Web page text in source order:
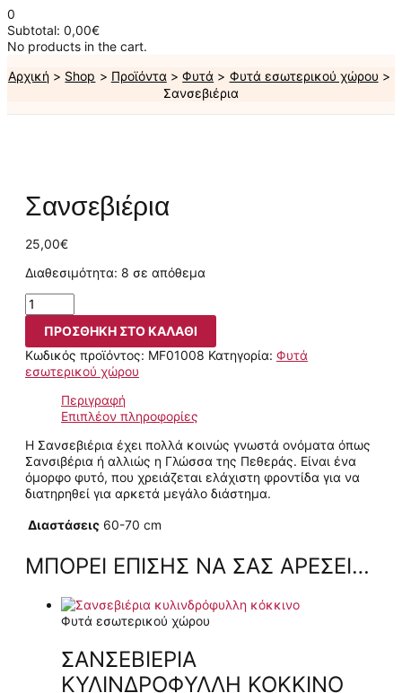
0
Subtotal: 0,00€
No products in the cart.
Αρχική
Shop Προϊόντα Φυτά
Φυτά εσωτερικού χώρου
Σανσεβιέρια
Σανσεβιέρια
25,00€
Διαθεσιμότητα: 8 σε απόθεμα
ΠΡΟΣΘΉΚΗ ΣΤΟ ΚΑΛΆΘΙ
Κωδικός προϊόντος: MF01008 Κατηγορία: Φυτά
εσωτερικού χώρου
Περιγραφή
Επιπλέον πληροφορίες
Η Σανσεβιέρια έχει πολλά κοινώς γνωστά ονόματα όπως
Σανσιβέρια ή αλλιώς η Γλώσσα της Πεθεράς. Είναι ένα
όμορφο φυτό, που χρειάζεται ελάχιστη φροντίδα για να
διατηρηθεί για αρκετά μεγάλο διάστημα.
Διαστάσεις 60-70 cm
ΜΠΟΡΕΊ ΕΠΊΣΗΣ ΝΑ ΣΑΣ ΑΡΈΣΕΙ…
Φυτά εσωτερικού χώρου
ΣΑΝΣΕΒΙΈΡΙΑ
ΚΥΛΙΝΔΡΌΦΥΛΛΗ ΚΌΚΚΙΝΟ